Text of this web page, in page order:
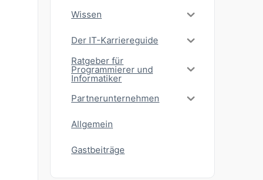
Wissen
Der IT-Karriereguide
Ratgeber für
Programmierer und
Informatiker
Partnerunternehmen
Allgemein
Gastbeiträge